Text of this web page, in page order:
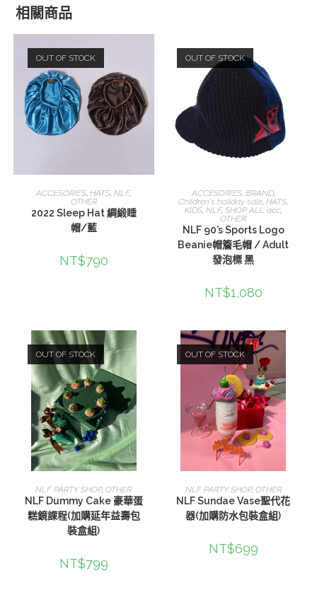
相關商品
OUT OF STOCK
查看內容
ACCESORIES ,HATS ,NLF,
OTHER
2022 Sleep Hat 綢緞睡
帽/藍
NT$790
OUT OF STOCK
查看內容
ACCESORIES, BRAND,
Children's holiday sale ,HATS
KIDS ,NLF,SHOP ALL acc
OTHER
NLF 90’s Sports Logo
Beanie帽簷毛帽 / Adult
發泡標 黑
NT$1,080
OUT OF STOCK
查看內容
NLF PARTY SHOP,OTHER
NLF Dummy Cake 豪華蛋
糕鏡課程(加購延年益壽包
裝盒組)
NT$799
OUT OF STOCK
查看內容
NLF PARTY SHOP, OTHER
NLF Sundae Vase聖代花
器(加購防水包裝盒組)
NT$699